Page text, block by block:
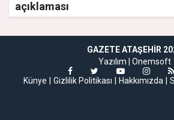
açıklaması
GAZETE ATAŞEHIR
Yazılım | Onemsoft
Künye
Gizlilik Politikası Hakkımızda